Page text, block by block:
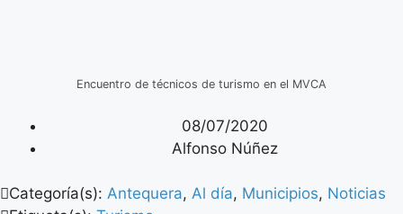
Encuentro de técnicos de turismo en el MVCA
08/07/2020
Alfonso Núñez
Categoría(s): Antequera, Al día, Municipios, Noticias